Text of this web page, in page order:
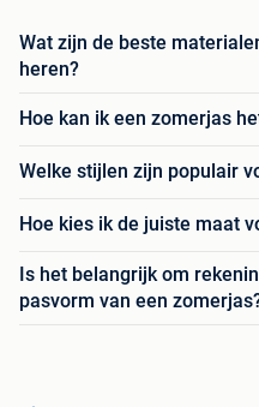
Wat zijn de beste
heren?
Hoe kan ik een zomerjas
Welke stijlen zijn populair
Hoe kies ik de juiste maat
Is het belangrijk om
pasvorm van een